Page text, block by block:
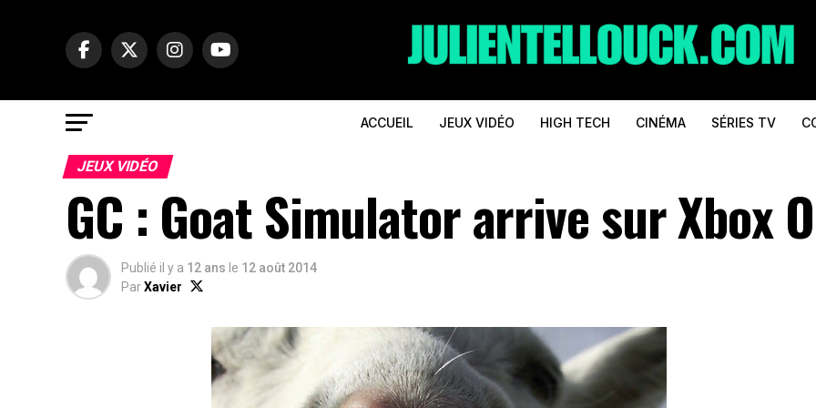
ACCUEIL JEUX VIDÉO HIGH TECH CINÉMA SÉRIES TV
JEUX VIDÉO
GC : Goat Simulator arrive sur Xbox
Publié il y a 12 ans le 12 août 2014
ParXavier